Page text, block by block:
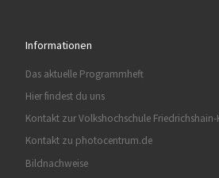
Informationen
Das aktuelle Programmheft
Hier findest du uns
Kontakt zur Volkshochschule
Kontakt zu photocentrum.de
Bildnachweise